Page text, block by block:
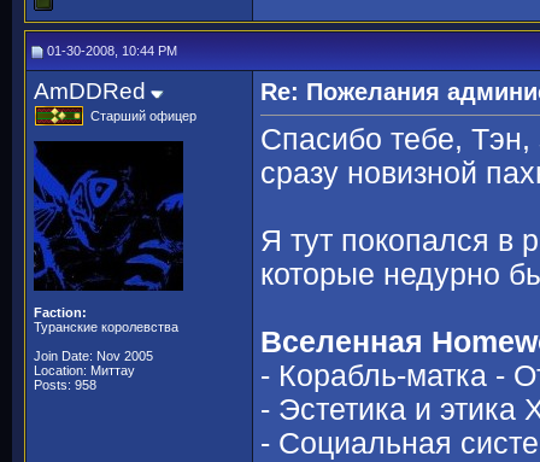
01-30-2008, 10:44 PM
AmDDRed
Старший офицер
Faction:
Туранские королевства
Join Date: Nov 2005
Location: Миттау
Posts: 958
Re: Пожелания
Спасибо тебе,
сразу новизной
Я тут покопался в
которые недурно
Вселенная
- Корабль-матка -
- Эстетика и этика
- Социальная